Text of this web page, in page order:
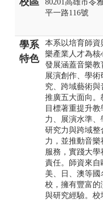
平一路116號
學系
特色
本系以培育師資
樂產業人才為核
發展涵蓋音樂教
展演創作、學術
究、跨域藝術與
推廣五大面向。
目標著重提升教
力、展演水準、
研究力與跨域整
力，並推動音樂
服務，實踐大學
責任。師資來自
美、日、澳等國
校，擁有豐富的
與研究經驗。校